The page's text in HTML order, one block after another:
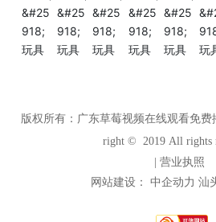
版权所有：广东草莓视频在线观看
right © 2019 All rights
| 营业执照
网站建设：
中企动力 汕